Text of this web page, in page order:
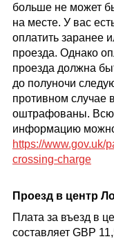
больше не может
на месте. У вас
оплатить заранее
проезда. Однако
проезда должна
до полуночи
противном случае
оштрафованы.
информацию
https://www.gov.uk/
crossing-charge
Проезд в центр
Плата за въезд в
составляет GBP